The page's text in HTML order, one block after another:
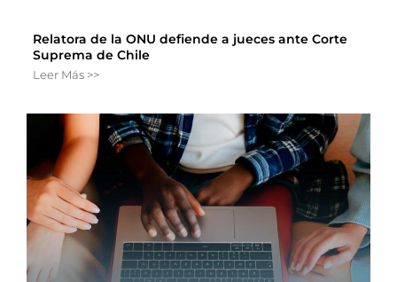
Relatora de la ONU defiende a jueces ante Corte
Suprema de Chile
Leer Más >>